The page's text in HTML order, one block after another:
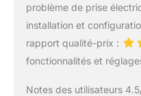
problème de prise
installation et
rapport qualité-prix :
fonctionnalités et
Notes des utilisateurs